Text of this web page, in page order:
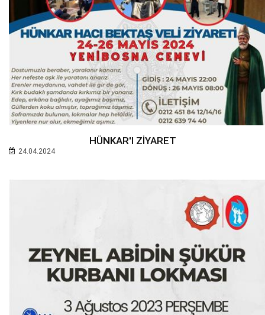
HÜNKAR'I ZİYARET
24.04.2024